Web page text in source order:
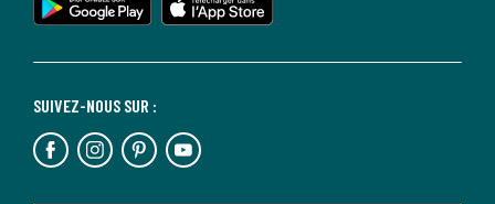
SUIVEZ-NOUS SUR :